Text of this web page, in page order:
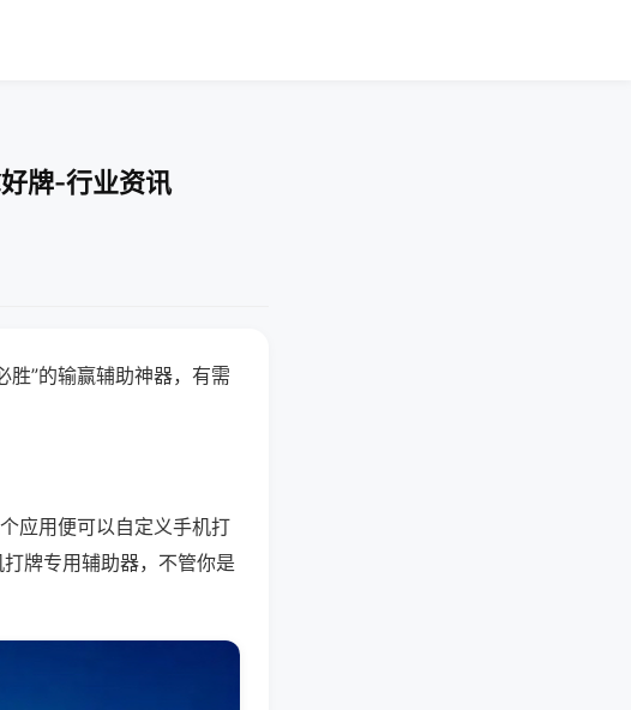
牌-行业资讯
胜”的输赢辅助神器，有需
应用便可以自定义手机打
牌专用辅助器，不管你是